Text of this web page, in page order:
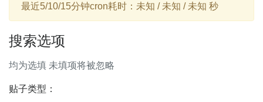
最近5/10/15分钟cron耗时：未知 / 未知 / 未知 秒
搜索选项
均为选填 未填项将被忽略
贴子类型：